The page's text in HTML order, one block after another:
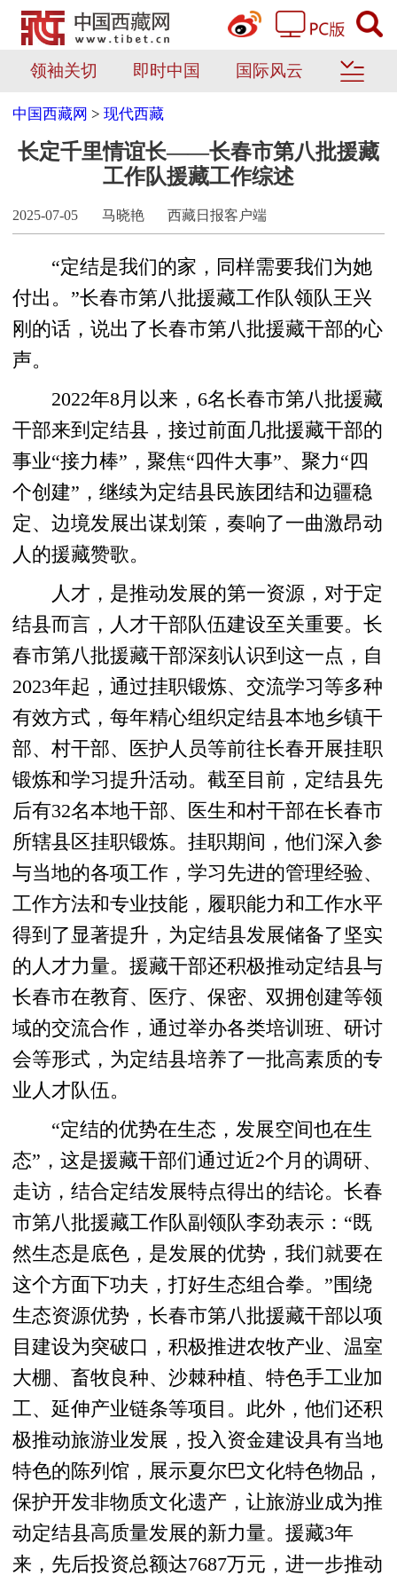
领袖关切 即时中国 国际风云
中国西藏网 >现代西藏
长定千里情谊长——长春市第八批援藏
工作队援藏工作综述
2025-07-05 马晓艳 西藏日报客户端
“定结是我们的家，同样需要我们为她
付出。”长春市第八批援藏工作队领队王兴
刚的话，说出了长春市第八批援藏干部的心
声。
2022年8月以来，6名长春市第八批援藏
干部来到定结县，接过前面几批援藏干部的
事业“接力棒”，聚焦“四件大事”、聚力“四
个创建”，继续为定结县民族团结和边疆稳
定、边境发展出谋划策，奏响了一曲激昂动
人的援藏赞歌。
人才，是推动发展的第一资源，对于定
结县而言，人才干部队伍建设至关重要。长
春市第八批援藏干部深刻认识到这一点，自
2023年起，通过挂职锻炼、交流学习等多种
有效方式，每年精心组织定结县本地乡镇干
部、村干部、医护人员等前往长春开展挂职
锻炼和学习提升活动。截至目前，定结县先
后有32名本地干部、医生和村干部在长春市
所辖县区挂职锻炼。挂职期间，他们深入参
与当地的各项工作，学习先进的管理经验、
工作方法和专业技能，履职能力和工作水平
得到了显著提升，为定结县发展储备了坚实
的人才力量。援藏干部还积极推动定结县与
长春市在教育、医疗、保密、双拥创建等领
域的交流合作，通过举办各类培训班、研讨
会等形式，为定结县培养了一批高素质的专
业人才队伍。
“定结的优势在生态，发展空间也在生
态”，这是援藏干部们通过近2个月的调研、
走访，结合定结发展特点得出的结论。长春
市第八批援藏工作队副领队李劲表示：“既
然生态是底色，是发展的优势，我们就要在
这个方面下功夫，打好生态组合拳。”围绕
生态资源优势，长春市第八批援藏干部以项
目建设为突破口，积极推进农牧产业、温室
大棚、畜牧良种、沙棘种植、特色手工业加
工、延伸产业链条等项目。此外，他们还积
极推动旅游业发展，投入资金建设具有当地
特色的陈列馆，展示夏尔巴文化特色物品，
保护开发非物质文化遗产，让旅游业成为推
动定结县高质量发展的新力量。援藏3年
来，先后投资总额达7687万元，进一步推动